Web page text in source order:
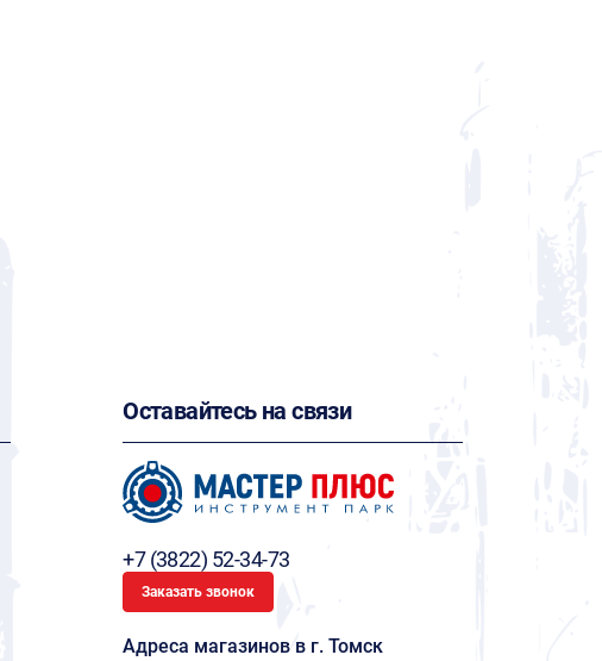
Оставайтесь на связи
+7 (3822) 52-34-73
Заказать звонок
Адреса магазинов в г. Томск